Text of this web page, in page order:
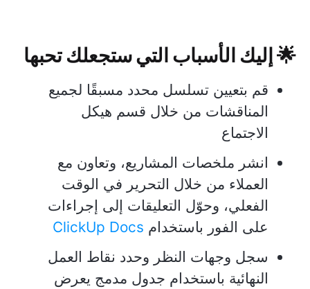
🌟 إليك الأسباب التي ستجعلك تحبها
قم بتعيين تسلسل محدد مسبقًا لجميع
المناقشات من خلال قسم هيكل
الاجتماع
انشر ملخصات المشاريع، وتعاون مع
العملاء من خلال التحرير في الوقت
الفعلي، وحوّل التعليقات إلى إجراءات
على الفور باستخدام ClickUp Docs
سجل وجهات النظر وحدد نقاط العمل
النهائية باستخدام جدول مدمج يعرض